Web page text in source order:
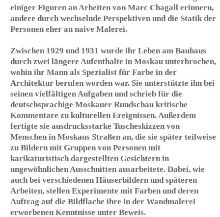
Neben diesen Arbeiten malte sie seit den 1950er Jahren
viele auf den ersten Blick naturalistisch wirkende Bilder.
Da sieht man in diffuses Licht getauchte, verlassene
Häuser in menschenleeren Straßen, die wie Kulissen
wären da nicht am Himmel zartfarbige, kristalline
Gebilde, die entweder auf außerirdische Gefilde
verweisen oder aber die Hoffnung auf eine bessere Welt
wecken sollen. Damit lässt Lou Scheper Sehnsüchte der
Romantik wieder aufleben, und es gelingt ihr, den
Betrachter zu eigenen Interpretationen anzuregen.
Viele dieser Arbeiten waren auf Ausstellungen der
Nachkriegszeit zu sehen - vor allem in Berlin, wohin die
Familie 1934 umgezogen war und wo Hinnerk Scheper
unmittelbar nach Kriegsende zum Landeskonservator
ernannt wurde.
Lou Scheper konnte sich neben einer anspruchsvollen
Haushaltsführung, der Betreuung ihrer drei Kinder und
der Pflege eines wachsenden Freundeskreises bald auch
an der Wiederbelebung des Ausstellungswesens in Berlin
beteiligen. Sie trat dem Berufsverband Bildender
Künstler bei, wurde in dessen Vorstand tätig und
betreute die in der Regel alljährlich stattfindende Große
Berliner und Juryfreie Kunstausstellung. Nach dem